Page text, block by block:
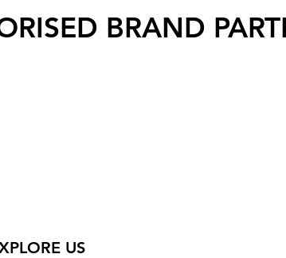
BRAND
US